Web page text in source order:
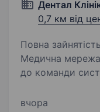
Дентал
0,7 км від
Повна
Медична
до команди
Технічна
вчора